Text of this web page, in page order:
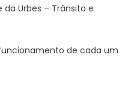
Urbes – Trânsito e
de cada um